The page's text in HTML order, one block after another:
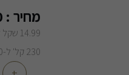
מחיר :
14.99 שקל ל 100 מ"ל
230 קל' ל-100 מל